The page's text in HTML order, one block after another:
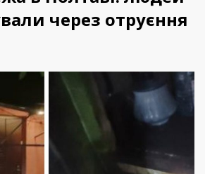
через отруєння